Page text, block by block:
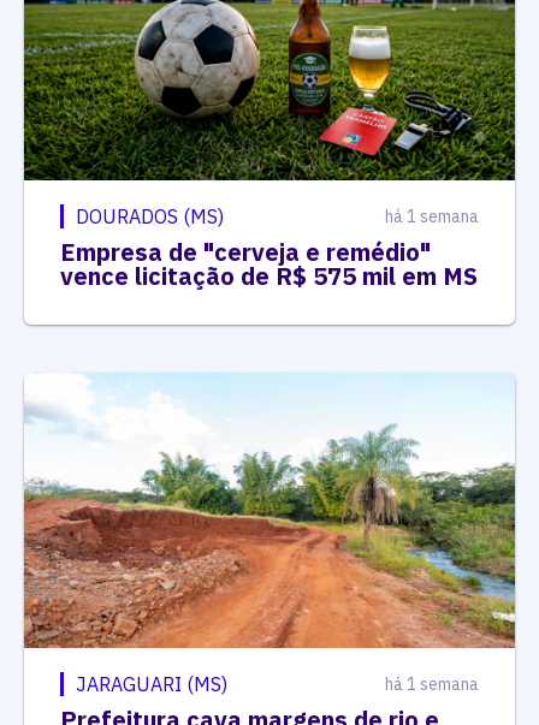
DOURADOS (MS) há 1 semana
Empresa de "cerveja e remédio"
vence licitação de R$ 575 mil em MS
JARAGUARI (MS) há 1 semana